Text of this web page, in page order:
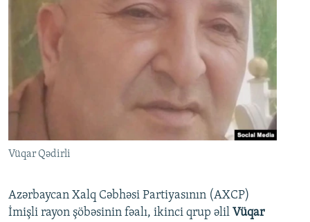
Vüqar Qədirli
Azərbaycan Xalq Cəbhəsi Partiyasının (AXCP)
İmişli rayon şöbəsinin fəalı, ikinci qrup əlil Vüqar